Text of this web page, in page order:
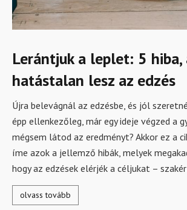
Lerántjuk a leplet: 5
hatástalan lesz az edzés
Újra belevágnál az edzésbe, és jól
épp ellenkezőleg, már egy ideje végzed a
mégsem látod az eredményt? Akkor ez a
íme azok a jellemző hibák, melyek
hogy az edzések elérjék a céljukat –
olvass tovább